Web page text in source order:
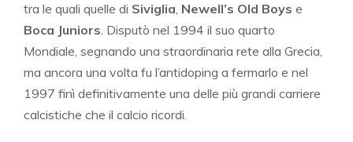
tra le quali quelle di Siviglia, Newell’s Old Boys e
Boca Juniors. Disputò nel 1994 il suo quarto
Mondiale, segnando una straordinaria rete alla Grecia,
ma ancora una volta fu l’antidoping a fermarlo e nel
1997 finì definitivamente una delle più grandi carriere
calcistiche che il calcio ricordi.